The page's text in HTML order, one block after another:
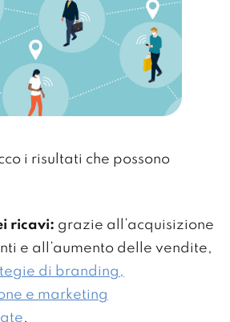
i risultati che possono
ricavi: grazie all’acquisizione
e all’aumento delle vendite,
di branding,
e marketing
.